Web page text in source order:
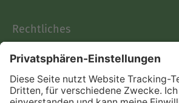
Rechtliches
AGB
Informationen nach Data
Act